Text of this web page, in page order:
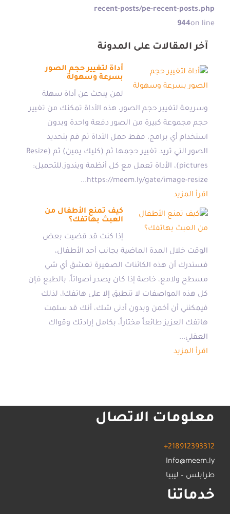
recent-posts/pe-recent-posts.php
on line
944
آخر المقالات على المدونة
أداة لتغيير حجم الصور
بسرعة وسهولة
لمن يبحث عن أداة سهلة
وسريعة لتغيير حجم الصور، هذه الأداة تمكنك من تغيير
حجم مجموعة كبيرة من الصور دفعة واحدة وبدون
استخدام أي برامج، فقط حمل الأداة ثم قم بتحديد
الصور التي تريد تغيير حجمها ثم (كليك يمين) ثم (Resize
pictures)، الأداة تعمل مع كل أنظمة ويندوز.للتحميل:
https://meem.ly/gate/image-resize...
اقرأ المزيد
كيف تمنع الأطفال من
العبث بهاتفك؟
إذا كنت قد قضيت بعض
الوقت خلال المدة الماضية بجانب أحد الأطفال،
فستدرك أن هذه الكائنات الصغيرة تعشق أي شي
مسطح ولامع، خاصة إذا كان يصدر أصواتاً، بالطبع فإن
كل هذه المواصفات لا تنطبق إلا على هاتفك!، لذلك
فيمكنني أن أخمن وبدون أدنى شك، أنك قد سلمت
هاتفك العزيز طائعاً مختاراً، بكامل إرادتك وقواك
العقلي...
اقرأ المزيد
معلومات الاتصال
+218912393312
Info@meem.ly
طرابلس – ليبيا
خدماتنا